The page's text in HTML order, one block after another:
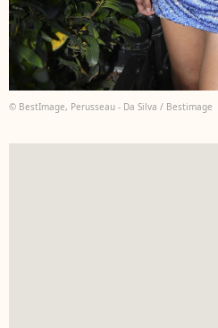
© BestImage, Perusseau - Da Silva / Bestimage